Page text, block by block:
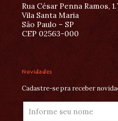
Rua César Penna Ramos,
Vila Santa Maria
São Paulo – SP
CEP 02563-000
Novidades
Cadastre-se pra receber